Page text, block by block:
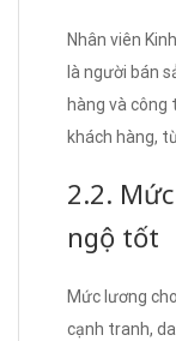
Nhân viên
là người bán
hàng và công
khách hàng,
2.2.
ngộ tốt
Mức lương
cạnh tranh,